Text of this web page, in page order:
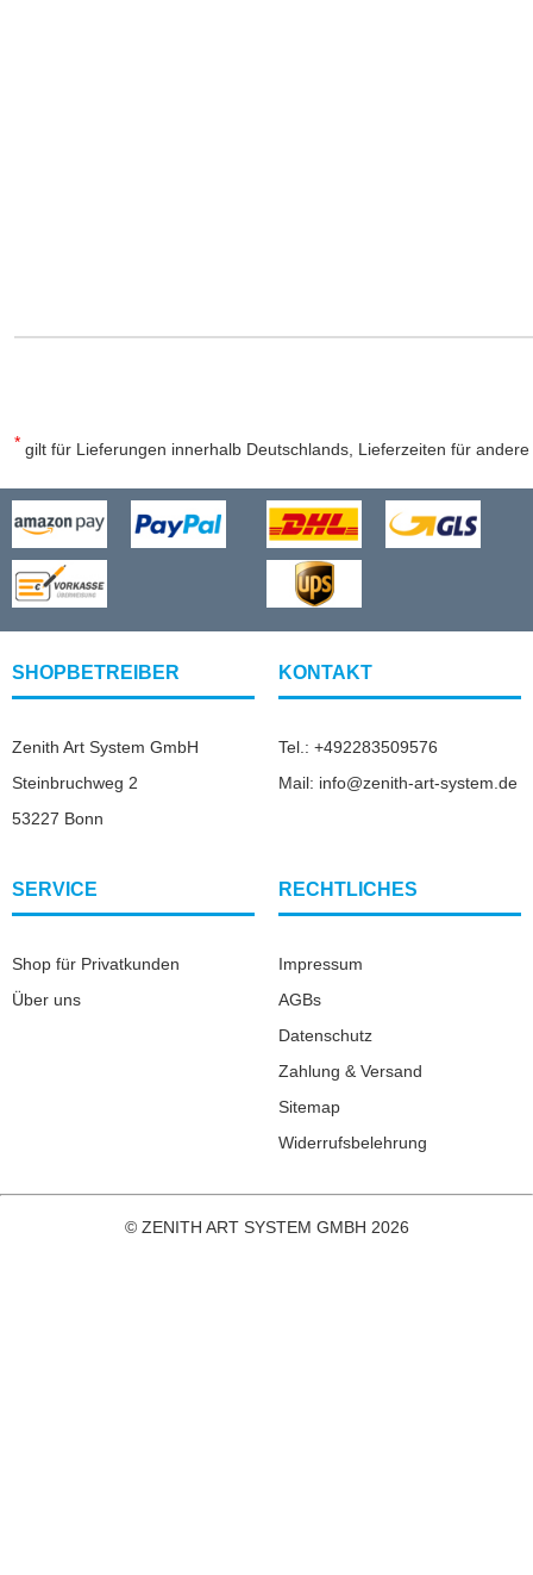
* gilt für Lieferungen innerhalb Deutschlands, Lieferzeiten für
SHOPBETREIBER
Zenith Art System GmbH
Steinbruchweg 2
53227 Bonn
KONTAKT
Tel.: +492283509576
Mail: info@zenith-art-system.de
SERVICE
Shop für Privatkunden
Über uns
RECHTLICHES
Impressum
AGBs
Datenschutz
Zahlung & Versand
Sitemap
Widerrufsbelehrung
© ZENITH ART SYSTEM GMBH 2026